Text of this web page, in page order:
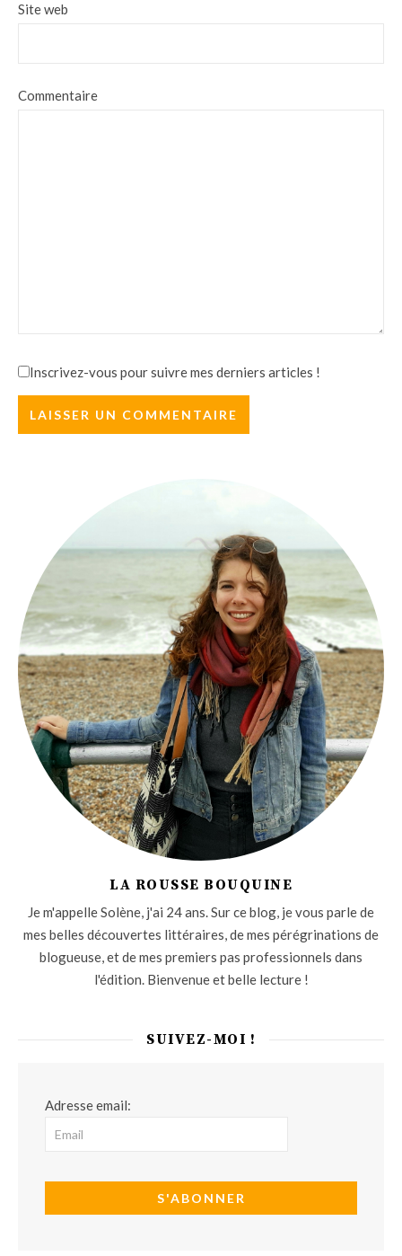
Site web
Commentaire
Inscrivez-vous pour suivre mes derniers articles !
LA ROUSSE BOUQUINE
Je m'appelle Solène, j'ai 24 ans. Sur ce blog, je vous parle de
mes belles découvertes littéraires, de mes pérégrinations de
blogueuse, et de mes premiers pas professionnels dans
l'édition. Bienvenue et belle lecture !
SUIVEZ-MOI !
Adresse email: